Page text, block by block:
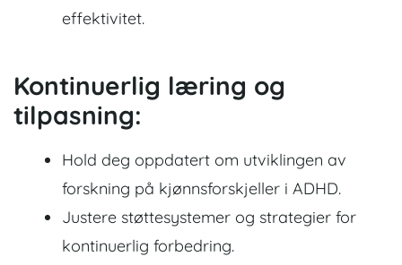
effektivitet.
Kontinuerlig læring og
tilpasning:
Hold deg oppdatert om utviklingen av
forskning på kjønnsforskjeller i ADHD.
Justere støttesystemer og strategier for
kontinuerlig forbedring.